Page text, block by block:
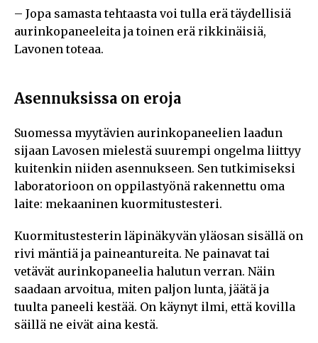
– Jopa samasta tehtaasta voi tulla erä täydellisiä
aurinkopaneeleita ja toinen erä rikkinäisiä,
Lavonen toteaa.
Asennuksissa on eroja
Suomessa myytävien aurinkopaneelien laadun
sijaan Lavosen mielestä suurempi ongelma liittyy
kuitenkin niiden asennukseen. Sen tutkimiseksi
laboratorioon on oppilastyönä rakennettu oma
laite: mekaaninen kuormitustesteri.
Kuormitustesterin läpinäkyvän yläosan sisällä on
rivi mäntiä ja paineantureita. Ne painavat tai
vetävät aurinkopaneelia halutun verran. Näin
saadaan arvoitua, miten paljon lunta, jäätä ja
tuulta paneeli kestää. On käynyt ilmi, että kovilla
säillä ne eivät aina kestä.